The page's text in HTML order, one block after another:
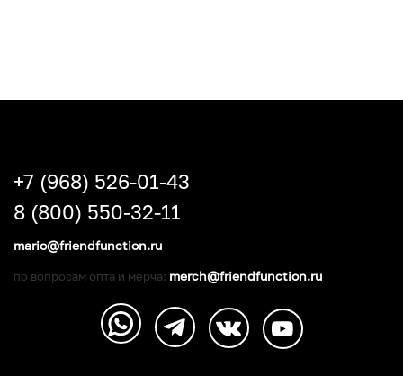
+7 (968) 526-01-43
8 (800) 550-32-11
mario@friendfunction.ru
по вопросам опта и мерча: merch@friendfunction.ru